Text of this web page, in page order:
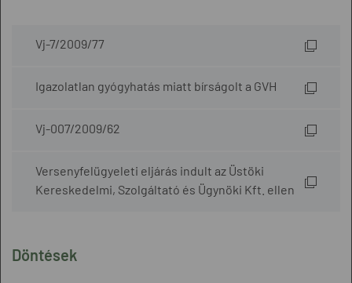
Döntések
Vj-7/2009/77
Igazolatlan gyógyhatás miatt bírságolt a GVH
Vj-007/2009/62
Versenyfelügyeleti eljárás indult az Üstöki
Kereskedelmi, Szolgáltató és Ügynöki Kft. ellen